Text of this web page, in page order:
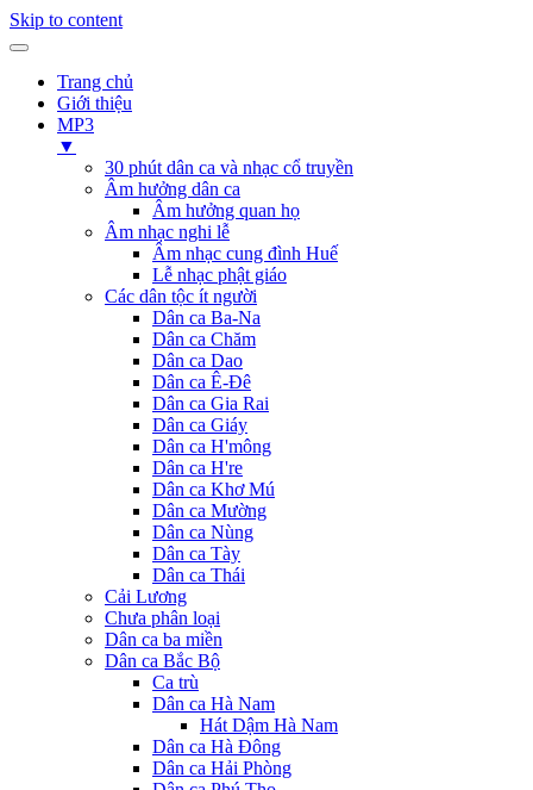
Skip to content
Trang chủ
Giới thiệu
MP3
▼
30 phút dân ca và nhạc cổ truyền
Âm hưởng dân ca
Âm hưởng quan họ
Âm nhạc nghi lễ
Âm nhạc cung đình Huế
Lễ nhạc phật giáo
Các dân tộc ít người
Dân ca Ba-Na
Dân ca Chăm
Dân ca Dao
Dân ca Ê-Đê
Dân ca Gia Rai
Dân ca Giáy
Dân ca H'mông
Dân ca H're
Dân ca Khơ Mú
Dân ca Mường
Dân ca Nùng
Dân ca Tày
Dân ca Thái
Cải Lương
Chưa phân loại
Dân ca ba miền
Dân ca Bắc Bộ
Ca trù
Dân ca Hà Nam
Hát Dậm Hà Nam
Dân ca Hà Đông
Dân ca Hải Phòng